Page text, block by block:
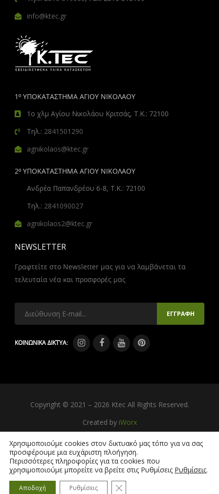
info@ktec.gr
1º ΥΠΟΚΑΤΑΣΤΗΜΑ ΑΓΙΟΥ ΝΙΚΟΛΑΟΥ
1ο χλμ Αγίου Νικολάου Κριτσάς, Τ.Κ.: 72100
Τηλ.: 2841501290
agnikolaos@ktec.gr
2º ΥΠΟΚΑΤΑΣΤΗΜΑ ΑΓΙΟΥ ΝΙΚΟΛΑΟΥ
Ανδρέα Παπανδρέου 6-8, Τ.Κ.: 72100
Τηλ.: 2841090027
agnikolaos2@ktec.gr
NEWSLETTER
Γραφτείτε στο Newsletter μας για να λαμβάνεται τα
τελευταία νέα και προσφορές μας
ΚΟΙΝΩΝΙΚΑ ΔΙΚΤΥΑ:
Copyright © 2021 – 2026 Ktec All Rights Reserved.
Created by iWorx
Χρησιμοποιούμε cookies στον δικτυακό μας τόπο για να σας
προσφέρουμε μια ευχάριστη πλοήγηση.
Περισσότερες πληροφορίες για τα cookies που
χρησιμοποιούμε μπορείτε να βρείτε στις Ρυθμίσεις Ρυθμίσεις.
Αποδοχή Ρυθμίσεις Κλείσιμο του Cookie banner